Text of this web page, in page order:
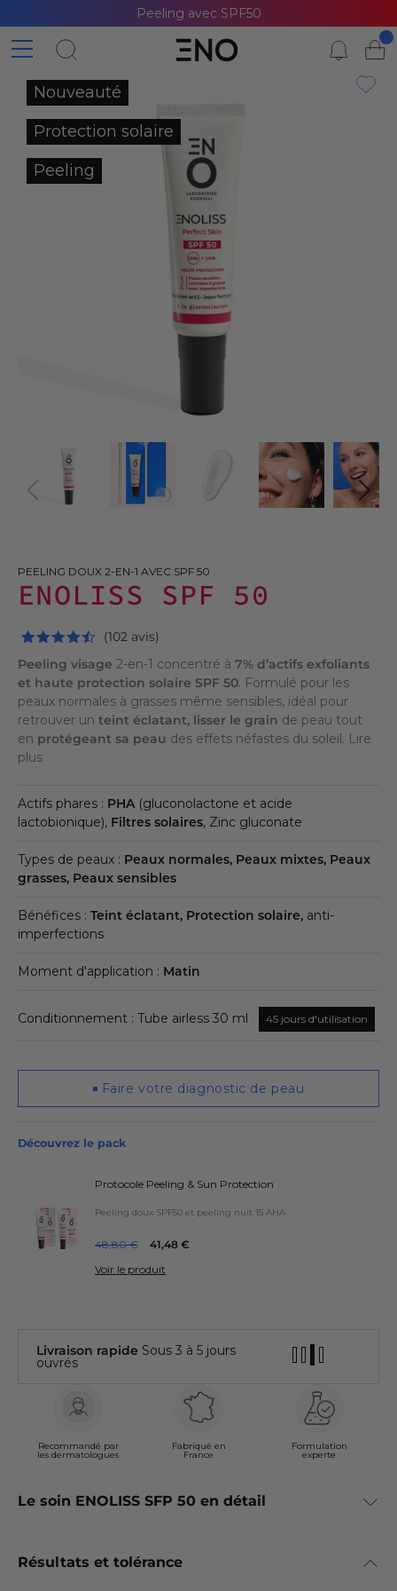
Nouveauté
Protection solaire
Peeling
PEELING DOUX 2-EN-1 AVEC SPF 50
ENOLISS SPF 50
(102 avis)
Peeling visage 2-en-1 concentré à 7% d’actifs exfoliants
et haute protection solaire SPF 50. Formulé pour les
peaux normales à grasses même sensibles, idéal pour
retrouver un teint éclatant, lisser le grain de peau tout
en protégeant sa peau des effets néfastes du soleil. Lire
plus
Actifs phares : PHA (gluconolactone et acide
lactobionique), Filtres solaires, Zinc gluconate
Types de peaux : Peaux normales, Peaux mixtes, Peaux
grasses, Peaux sensibles
Bénéfices : Teint éclatant, Protection solaire, anti-
imperfections
Moment d'application : Matin
Conditionnement : Tube airless 30 ml 45 jours d'utilisation
Faire votre diagnostic de peau
Découvrez le pack
Protocole Peeling & Sun Protection
Peeling doux SPF50 et peeling nuit 15 AHA
48,80 €
41,48 €
Voir le produit
Livraison rapide Sous 3 à 5 jours
ouvrés
Recommandé par
les dermatologues
Fabriqué en
France
Formulation
experte
Le soin ENOLISS SFP 50 en détail
Résultats et tolérance
Peeling avec SPF50